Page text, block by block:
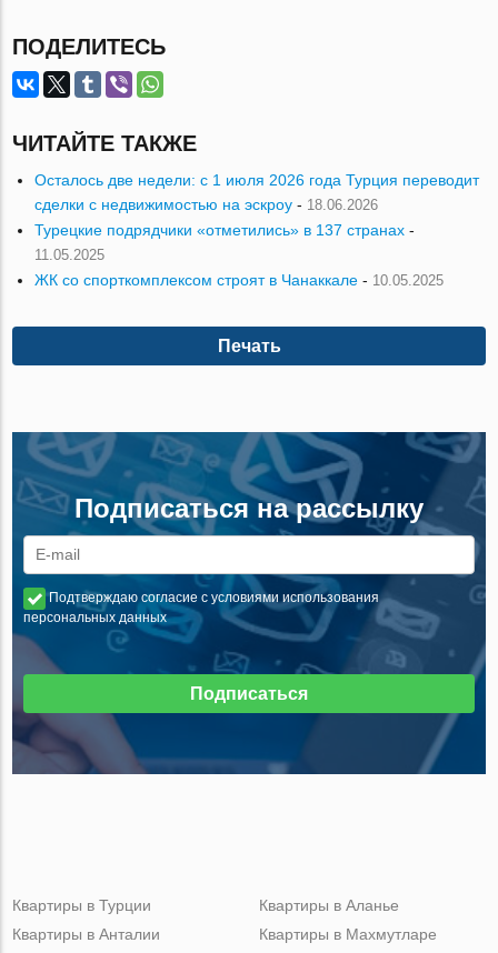
ПОДЕЛИТЕСЬ
ЧИТАЙТЕ ТАКЖЕ
Осталось две недели: с 1 июля 2026 года Турция переводит
сделки с недвижимостью на эскроу - 18.06.2026
Турецкие подрядчики «отметились» в 137 странах -
11.05.2025
ЖК со спорткомплексом строят в Чанаккале - 10.05.2025
Печать
Подписаться на рассылку
Подтверждаю согласие с условиями использования
персональных данных
Подписаться
Квартиры в Турции
Квартиры в Анталии
Квартиры в Аланье
Квартиры в Махмутларе